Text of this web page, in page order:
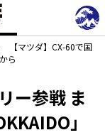
【マツダ】CX-60で国
ら
ー参戦 ま
」